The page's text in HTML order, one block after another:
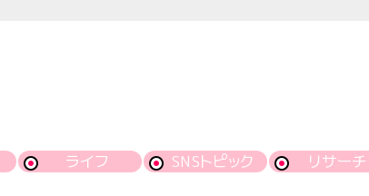
ライフ SNSトピック リサーチ